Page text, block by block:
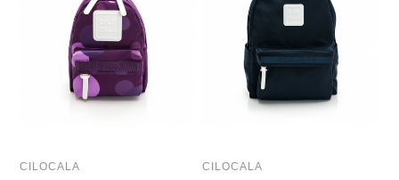
CILOCALA CILOCALA